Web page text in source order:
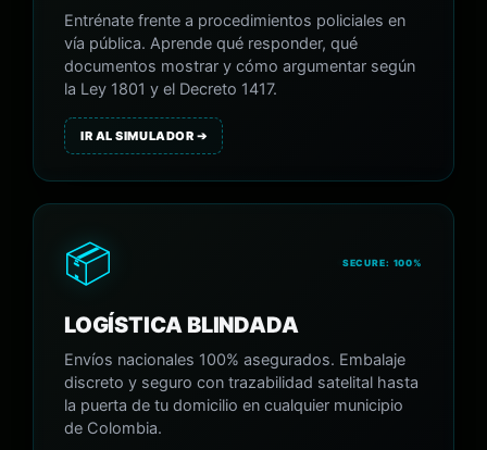
Entrénate frente a procedimientos policiales en
vía pública. Aprende qué responder, qué
documentos mostrar y cómo argumentar según
la Ley 1801 y el Decreto 1417.
IR AL SIMULADOR ➔
📦 SECURE: 100%
LOGÍSTICA BLINDADA
Envíos nacionales 100% asegurados. Embalaje
discreto y seguro con trazabilidad satelital hasta
la puerta de tu domicilio en cualquier municipio
de Colombia.